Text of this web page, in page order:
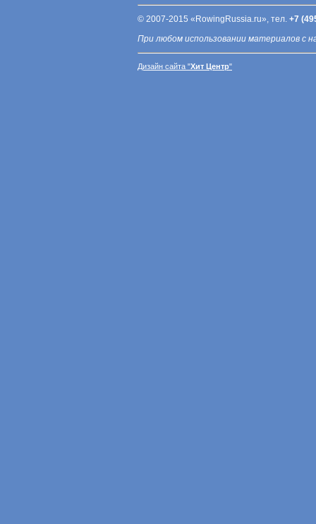
© 2007-2015 «RowingRussia.ru», тел. +7
При любом использовании материалов с
Дизайн сайта "Хит Центр"